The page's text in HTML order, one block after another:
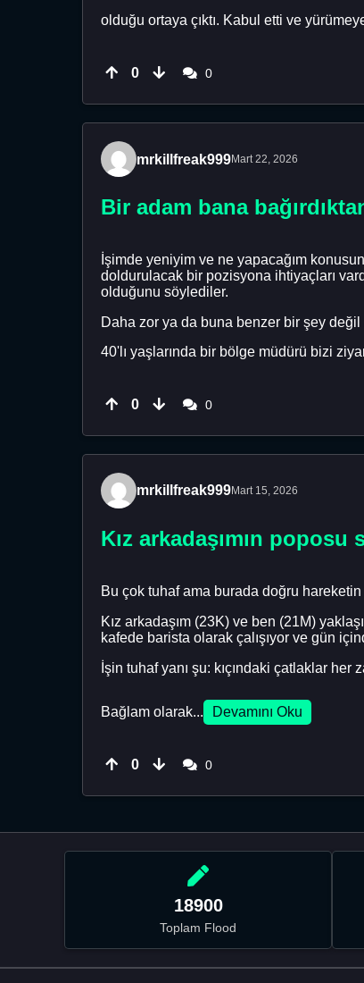
olduğu ortaya çıktı. Kabul etti ve
0 0
mrkillfreak999Mart 22, 2026
Bir adam bana
İşimde yeniyim ve ne yapacağım
doldurulacak bir pozisyona ihtiyaçları
olduğunu söylediler.
Daha zor ya da buna benzer bir şey
40'lı yaşlarında bir bölge müdürü bizi
0 0
mrkillfreak999Mart 15, 2026
Kız arkadaşımın
Bu çok tuhaf ama burada doğru
Kız arkadaşım (23K) ve ben (21M)
kafede barista olarak çalışıyor ve gün
İşin tuhaf yanı şu: kıçındaki çatlaklar
Bağlam olarak... Devamını Oku
0 0
18900
Toplam Flood